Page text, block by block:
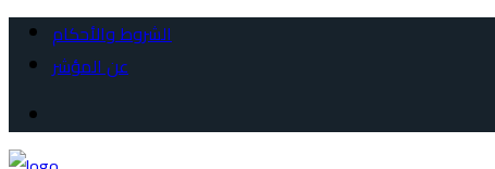
الشروط والأحكام
عن المؤشر